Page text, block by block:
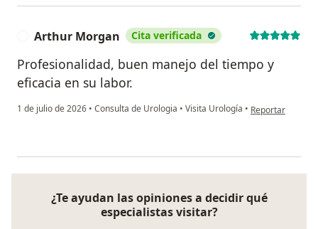
Arthur Morgan Cita verificada
Profesionalidad, buen manejo del tiempo y
eficacia en su labor.
1 de julio de 2026 • Consulta de Urologia • Visita Urología • en opinión del
Reportar
¿Te ayudan las opiniones a decidir qué
especialistas visitar?